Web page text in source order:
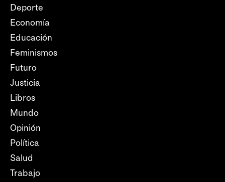
Deporte
Economía
Educación
Feminismos
Futuro
Justicia
Libros
Mundo
Opinión
Política
Salud
Trabajo